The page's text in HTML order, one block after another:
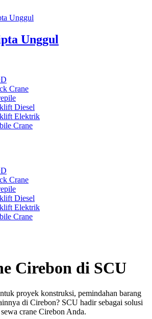
Unggul
Crane
Diesel
Elektrik
Crane
Crane
Diesel
Elektrik
Crane
Cirebon di SCU
proyek konstruksi, pemindahan barang
di Cirebon? SCU hadir sebagai solusi
crane Cirebon Anda.